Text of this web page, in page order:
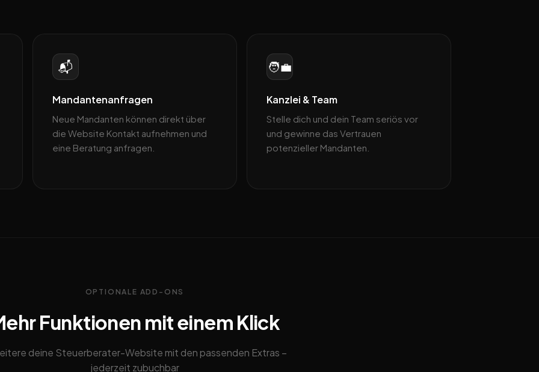
📬
Mandantenanfragen
Neue Mandanten können direkt über
die Website Kontakt aufnehmen und
eine Beratung anfragen.
🧑‍💼
Kanzlei & Team
Stelle dich und dein Team seriös vor
und gewinne das Vertrauen
potenzieller Mandanten.
OPTIONALE ADD-ONS
Funktionen mit einem Klick
deine Steuerberater-Website mit den passenden Extras –
jederzeit zubuchbar